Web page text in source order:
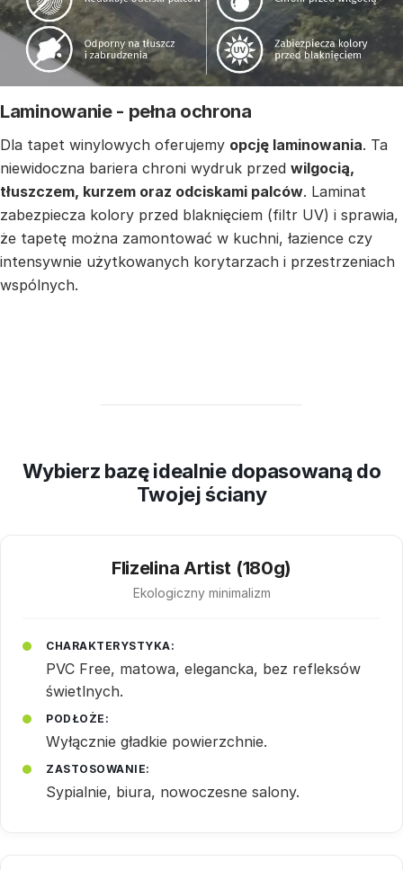
Laminowanie - pełna ochrona
Dla tapet winylowych oferujemy opcję laminowania. Ta
niewidoczna bariera chroni wydruk przed wilgocią,
tłuszczem, kurzem oraz odciskami palców. Laminat
zabezpiecza kolory przed blaknięciem (filtr UV) i sprawia,
że tapetę można zamontować w kuchni, łazience czy
intensywnie użytkowanych korytarzach i przestrzeniach
wspólnych.
Wybierz bazę idealnie dopasowaną do
Twojej ściany
Flizelina Artist (180g)
Ekologiczny minimalizm
CHARAKTERYSTYKA:
PVC Free, matowa, elegancka, bez refleksów
świetlnych.
PODŁOŻE:
Wyłącznie gładkie powierzchnie.
ZASTOSOWANIE:
Sypialnie, biura, nowoczesne salony.